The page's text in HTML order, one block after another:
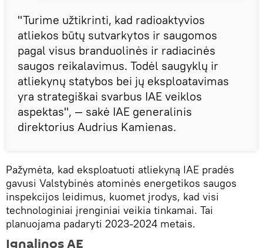
"Turime užtikrinti, kad radioaktyvios
atliekos būtų sutvarkytos ir saugomos
pagal visus branduolinės ir radiacinės
saugos reikalavimus. Todėl saugyklų ir
atliekynų statybos bei jų eksploatavimas
yra strategiškai svarbus IAE veiklos
aspektas", — sakė IAE generalinis
direktorius Audrius Kamienas.
Pažymėta, kad eksploatuoti atliekyną IAE pradės
gavusi Valstybinės atominės energetikos saugos
inspekcijos leidimus, kuomet įrodys, kad visi
technologiniai įrenginiai veikia tinkamai. Tai
planuojama padaryti 2023-2024 metais.
Ignalinos AE